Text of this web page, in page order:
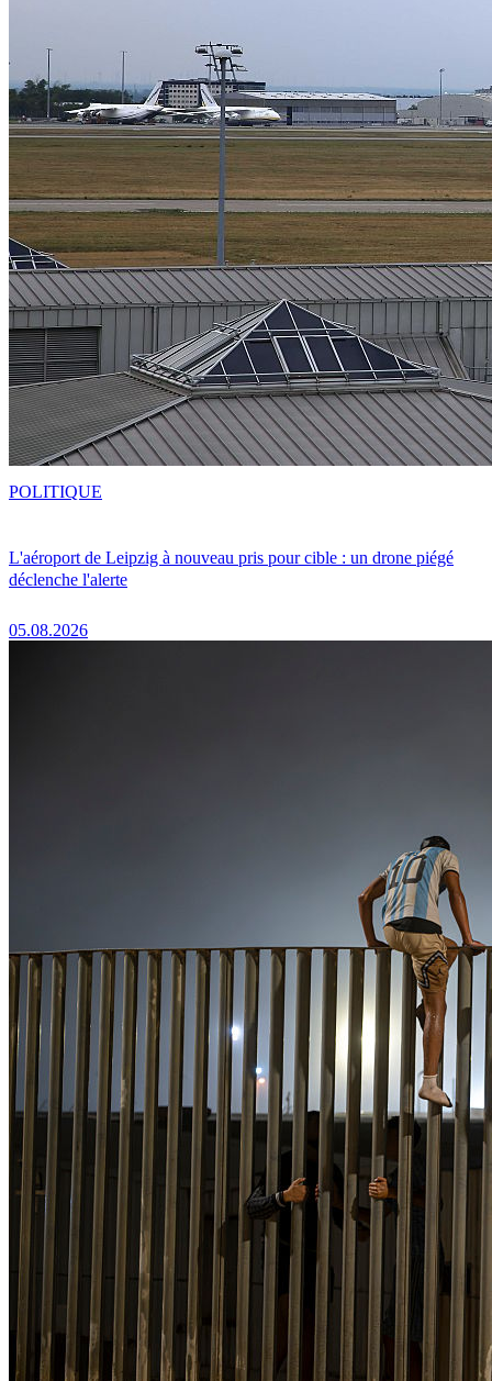
L'aéroport de Leipzig à nouveau pris pour cible : un drone piégé
déclenche l'alerte
05.08.2026
POLITIQUE